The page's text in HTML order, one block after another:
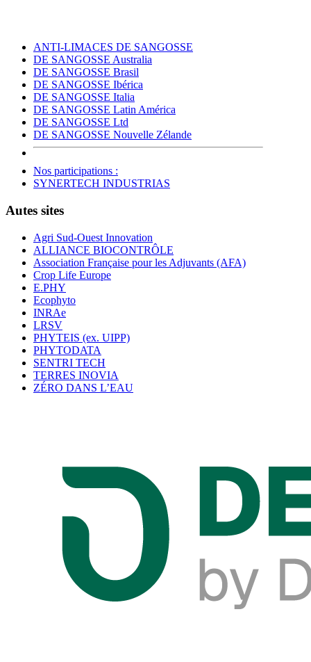
ANTI-LIMACES DE SANGOSSE
DE SANGOSSE Australia
DE SANGOSSE Brasil
DE SANGOSSE Ibérica
DE SANGOSSE Italia
DE SANGOSSE Latin América
DE SANGOSSE Ltd
DE SANGOSSE Nouvelle Zélande
Nos participations :
SYNERTECH INDUSTRIAS
Autes sites
Agri Sud-Ouest Innovation
ALLIANCE BIOCONTRÔLE
Association Française pour les Adjuvants (AFA)
Crop Life Europe
E.PHY
Ecophyto
INRAe
LRSV
PHYTEIS (ex. UIPP)
PHYTODATA
SENTRI TECH
TERRES INOVIA
ZÉRO DANS L’EAU